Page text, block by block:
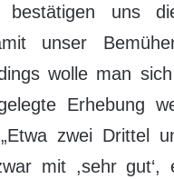
bestätigen uns
unser
wolle man
Erhebung
zwei Drittel
mit ,sehr gut‘,